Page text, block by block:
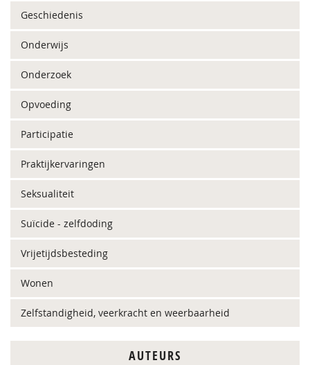
Geschiedenis
Onderwijs
Onderzoek
Opvoeding
Participatie
Praktijkervaringen
Seksualiteit
Suïcide - zelfdoding
Vrijetijdsbesteding
Wonen
Zelfstandigheid, veerkracht en weerbaarheid
AUTEURS